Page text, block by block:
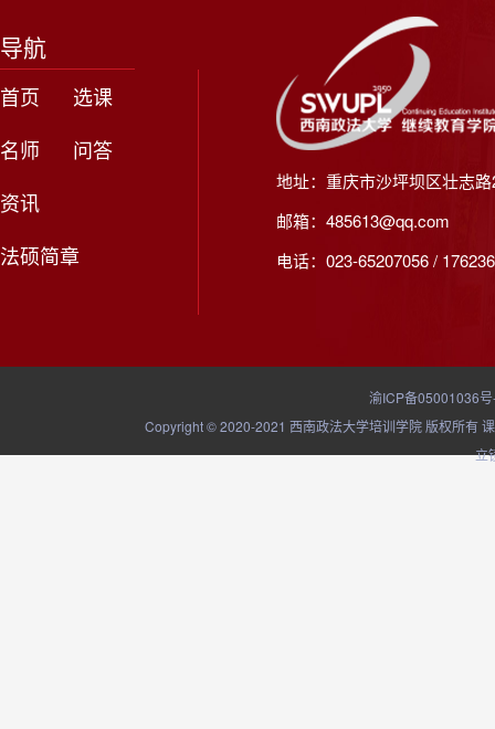
导航
首页
选课
名师
问答
资讯
法硕简章
地址：重庆市沙坪坝区壮志
邮箱：485613@qq.com
电话：023-65207056 /
渝ICP备05001036
Copyright © 2020-2021 西南政法大学培训学院 版权所有
立